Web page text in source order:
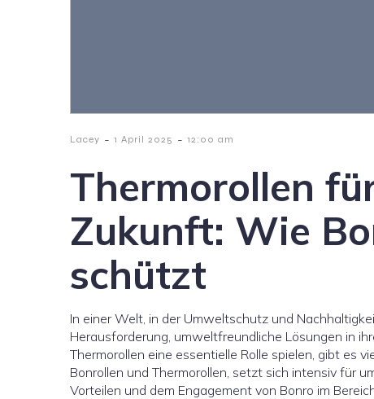
Lacey - 1 April 2025 - 12:00 am
Thermorollen
Zukunft: Wie
schützt
In einer Welt, in der Umweltschutz und
Herausforderung, umweltfreundliche Lösungen in
Thermorollen eine essentielle Rolle spielen, gibt es
Bonrollen und Thermorollen, setzt sich intensiv für
Vorteilen und dem Engagement von Bonro im